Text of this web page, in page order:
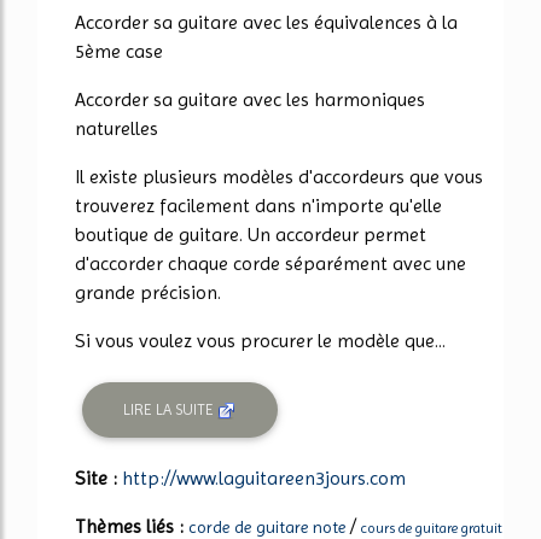
Accorder sa guitare avec les équivalences à la
5ème case
Accorder sa guitare avec les harmoniques
naturelles
Il existe plusieurs modèles d'accordeurs que vous
trouverez facilement dans n'importe qu'elle
boutique de guitare. Un accordeur permet
d'accorder chaque corde séparément avec une
grande précision.
Si vous voulez vous procurer le modèle que...
LIRE LA SUITE
Site : http://www.laguitareen3jours.com
Thèmes liés : corde de guitare note / cours de guitare gratuit